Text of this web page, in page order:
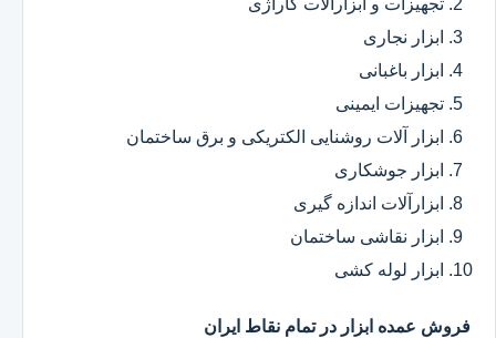
تجهیزات و ابزارآلات گاراژی
ابزار نجاری
ابزار باغبانی
تجهیزات ایمینی
ابزار آلات روشنایی الکتریکی و برق ساختمان
ابزار جوشکاری
ابزارآلات اندازه گیری
ابزار نقاشی ساختمان
ابزار لوله کشی
فروش عمده ابزار در تمام نقاط ایران